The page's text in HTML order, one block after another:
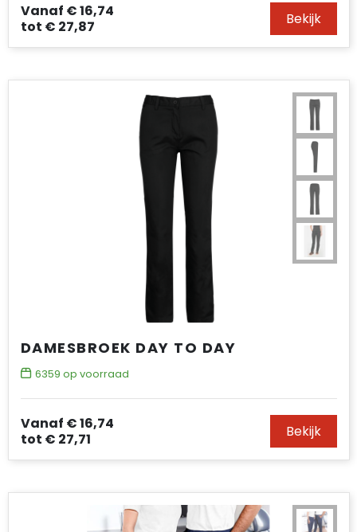
Vanaf € 16,74
tot € 27,87 Bekijk
DAMESBROEK DAY TO DAY
6359 op voorraad
Vanaf € 16,74
tot € 27,71 Bekijk